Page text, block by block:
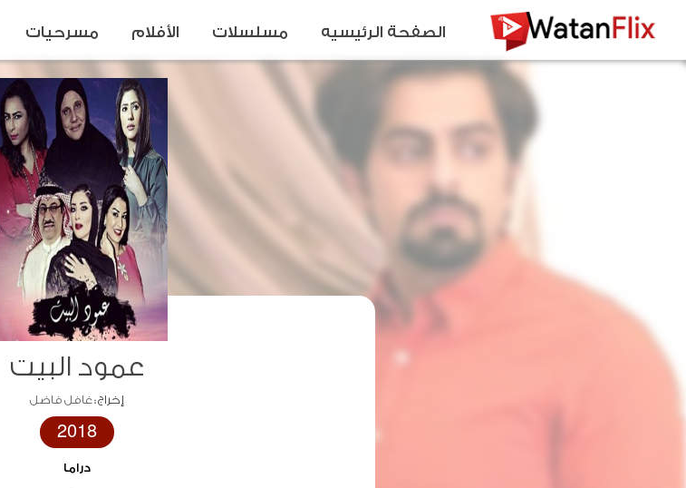
عمود البيت
إخراج :غافل فاضل
2018
دراما
الصفحة الرئيسيه مسلسلات الأفلام مسرحيات